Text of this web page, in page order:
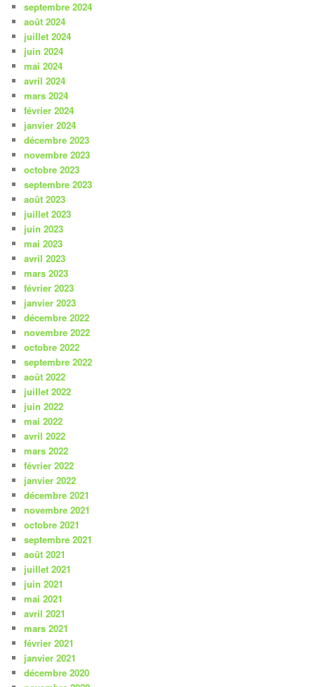
septembre 2024
août 2024
juillet 2024
juin 2024
mai 2024
avril 2024
mars 2024
février 2024
janvier 2024
décembre 2023
novembre 2023
octobre 2023
septembre 2023
août 2023
juillet 2023
juin 2023
mai 2023
avril 2023
mars 2023
février 2023
janvier 2023
décembre 2022
novembre 2022
octobre 2022
septembre 2022
août 2022
juillet 2022
juin 2022
mai 2022
avril 2022
mars 2022
février 2022
janvier 2022
décembre 2021
novembre 2021
octobre 2021
septembre 2021
août 2021
juillet 2021
juin 2021
mai 2021
avril 2021
mars 2021
février 2021
janvier 2021
décembre 2020